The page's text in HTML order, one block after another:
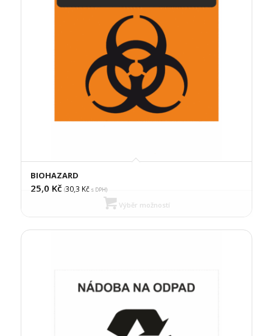
BIOHAZARD
25,0 Kč (30,3 Kčs DPH)
Výběr možností